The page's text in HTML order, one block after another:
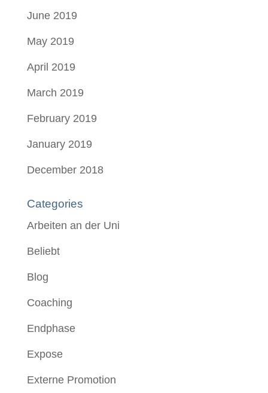
June 2019
May 2019
April 2019
March 2019
February 2019
January 2019
December 2018
Categories
Arbeiten an der Uni
Beliebt
Blog
Coaching
Endphase
Expose
Externe Promotion